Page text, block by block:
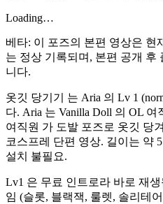
Loading…
베타: 이 포즈의 본편 영상은 현
는 정상 기록되며, 본편 공개 후
니다.
옷깃 당기기 는 Aria 의 Lv 1
다. Aria 는 Vanilla Doll 의 OL
여직원 가 도발 포즈로 옷깃 당
코스프레 단편 영상. 길이는 약
설치 불필요.
Lv1 은 무료 인트로라 바로 재
임 (슬롯, 블랙잭, 룰렛, 솔리테